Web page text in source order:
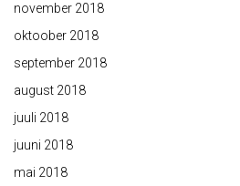
november 2018
oktoober 2018
september 2018
august 2018
juuli 2018
juuni 2018
mai 2018